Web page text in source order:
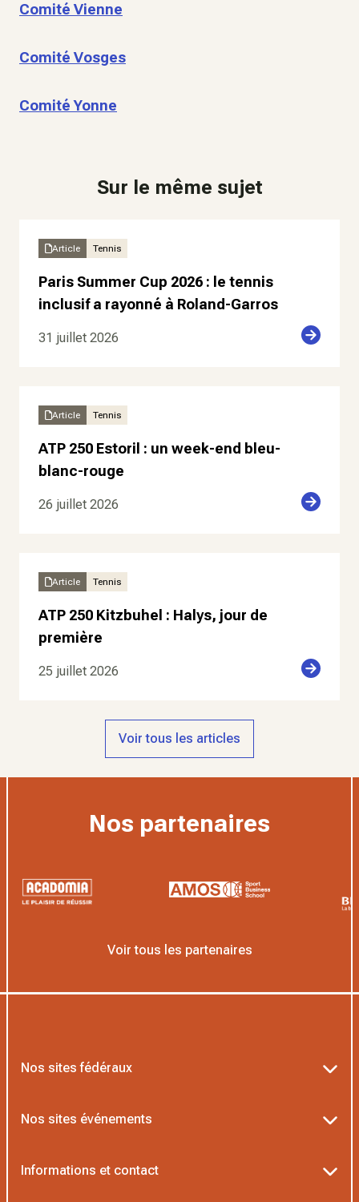
Comité Vienne
Comité Vosges
Comité Yonne
Sur le même sujet
Article Tennis
Paris Summer Cup 2026 : le tennis
inclusif a rayonné à Roland-Garros
31 juillet 2026
Article Tennis
ATP 250 Estoril : un week-end bleu-
blanc-rouge
26 juillet 2026
Article Tennis
ATP 250 Kitzbuhel : Halys, jour de
première
25 juillet 2026
Voir tous les articles
Nos partenaires
Voir tous les partenaires
Nos sites fédéraux
Nos sites événements
Informations et contact